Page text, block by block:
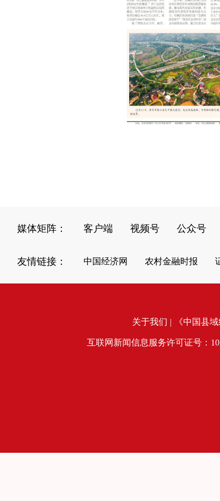
媒体矩阵： 客户端 视频号 公众号
友情链接： 中国经济网 农村金融时报
关于我们 | 《中国县
互联网新闻信息服务许可证号：